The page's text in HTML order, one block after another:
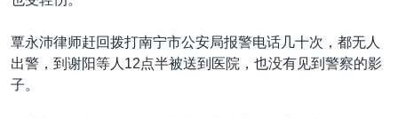
覃永沛律师赶回拨打南宁市公安局报警电话几十次，都无人
出警，到谢阳等人12点半被送到医院，也没有见到警察的影
子。